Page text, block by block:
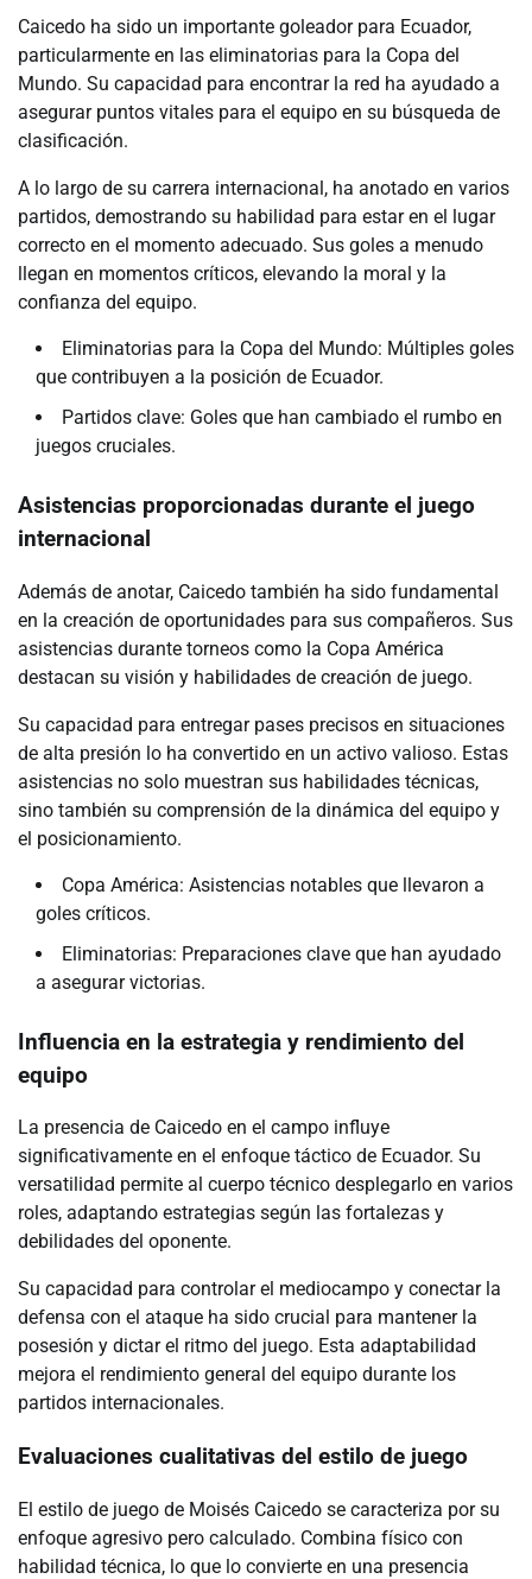
Caicedo ha sido un importante goleador para Ecuador,
particularmente en las eliminatorias para la Copa del
Mundo. Su capacidad para encontrar la red ha ayudado a
asegurar puntos vitales para el equipo en su búsqueda de
clasificación.
A lo largo de su carrera internacional, ha anotado en varios
partidos, demostrando su habilidad para estar en el lugar
correcto en el momento adecuado. Sus goles a menudo
llegan en momentos críticos, elevando la moral y la
confianza del equipo.
Eliminatorias para la Copa del Mundo: Múltiples goles
que contribuyen a la posición de Ecuador.
Partidos clave: Goles que han cambiado el rumbo en
juegos cruciales.
Asistencias proporcionadas durante el juego
internacional
Además de anotar, Caicedo también ha sido fundamental
en la creación de oportunidades para sus compañeros. Sus
asistencias durante torneos como la Copa América
destacan su visión y habilidades de creación de juego.
Su capacidad para entregar pases precisos en situaciones
de alta presión lo ha convertido en un activo valioso. Estas
asistencias no solo muestran sus habilidades técnicas,
sino también su comprensión de la dinámica del equipo y
el posicionamiento.
Copa América: Asistencias notables que llevaron a
goles críticos.
Eliminatorias: Preparaciones clave que han ayudado
a asegurar victorias.
Influencia en la estrategia y rendimiento del
equipo
La presencia de Caicedo en el campo influye
significativamente en el enfoque táctico de Ecuador. Su
versatilidad permite al cuerpo técnico desplegarlo en varios
roles, adaptando estrategias según las fortalezas y
debilidades del oponente.
Su capacidad para controlar el mediocampo y conectar la
defensa con el ataque ha sido crucial para mantener la
posesión y dictar el ritmo del juego. Esta adaptabilidad
mejora el rendimiento general del equipo durante los
partidos internacionales.
Evaluaciones cualitativas del estilo de juego
El estilo de juego de Moisés Caicedo se caracteriza por su
enfoque agresivo pero calculado. Combina físico con
habilidad técnica, lo que lo convierte en una presencia